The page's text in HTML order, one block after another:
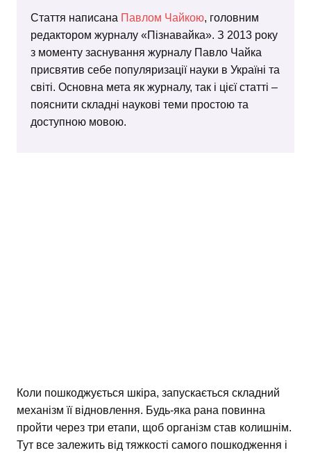
Стаття написана Павлом Чайкою, головним
редактором журналу «Пізнавайка». З 2013 року
з моменту заснування журналу Павло Чайка
присвятив себе популяризації науки в Україні та
світі. Основна мета як журналу, так і цієї статті –
пояснити складні наукові теми простою та
доступною мовою.
Коли пошкоджується шкіра, запускається складний
механізм її відновлення. Будь-яка рана повинна
пройти через три етапи, щоб організм став колишнім.
Тут все залежить від тяжкості самого пошкодження і